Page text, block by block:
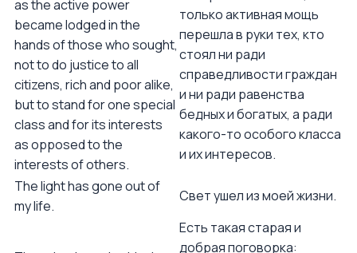
as the active power
became lodged in the
hands of those who sought,
not to do justice to all
citizens, rich and poor alike,
but to stand for one special
class and for its interests
as opposed to the
interests of others.
только активная мощь
перешла в руки тех, кто
стоял ни ради
справедливости граждан
и ни ради равенства
бедных и богатых, а ради
какого-то особого класса
и их интересов.
The light has gone out of
my life.
Свет ушел из моей жизни.
Есть такая старая и
добрая поговорка: